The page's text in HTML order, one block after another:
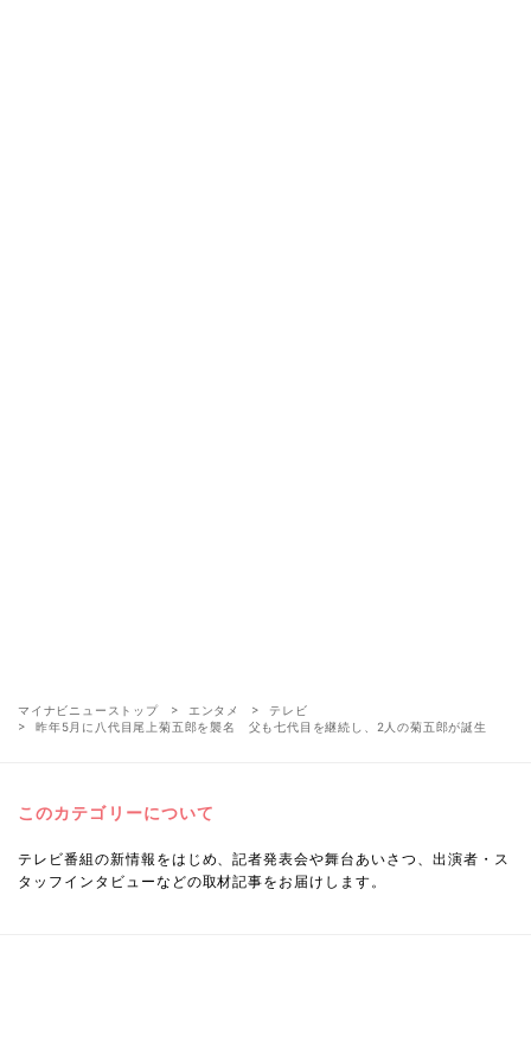
マイナビニューストップ エンタメ
テレビ
昨年5月に八代目尾上菊五郎を襲名 父も七代目を継続し、2人の菊五郎が誕生
このカテゴリーについて
テレビ番組の新情報をはじめ、記者発表会や舞台あいさつ、出演者・ス
タッフインタビューなどの取材記事をお届けします。